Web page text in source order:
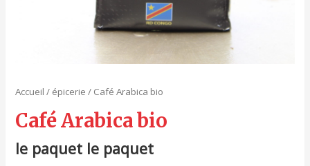
Accueil / épicerie / Café Arabica bio
Café Arabica bio
le paquet le paquet